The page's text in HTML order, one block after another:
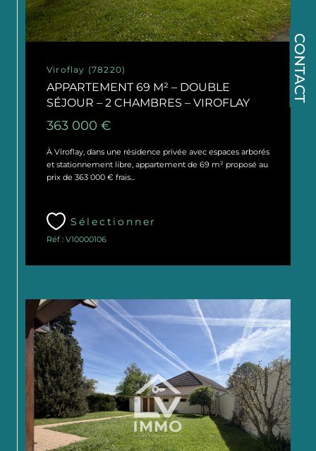
CONTACT
Viroflay (78220)
APPARTEMENT 69 M² – DOUBLE
SÉJOUR – 2 CHAMBRES – VIROFLAY
363 000 €
À Viroflay, dans une résidence privée avec espaces arborés
et stationnement libre, appartement de 69 m² proposé au
prix de 363 000 € frais...
Sélectionner
Réf : V10000106